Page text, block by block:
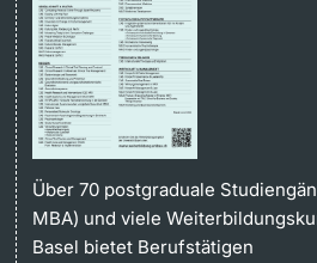
Über 70 postgraduale
MBA) und viele
Basel bietet Berufstätigen